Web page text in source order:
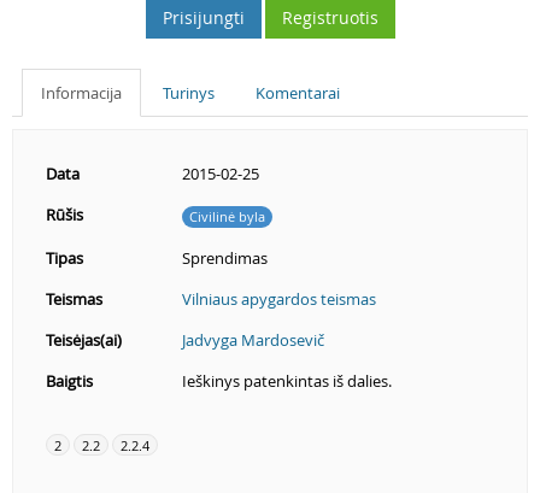
Prisijungti Registruotis
Informacija Turinys Komentarai
Data
2015-02-25
Rūšis
Civilinė byla
Tipas
Sprendimas
Teismas
Vilniaus apygardos teismas
Teisėjas(ai)
Jadvyga Mardosevič
Baigtis
Ieškinys patenkintas iš dalies.
2 2.2 2.2.4